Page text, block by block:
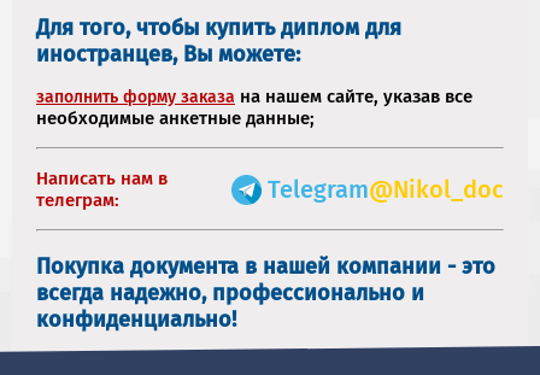
Для того, чтобы купить диплом для
иностранцев, Вы можете:
заполнить форму заказа на нашем сайте, указав все
необходимые анкетные данные;
Написать нам в
телеграм:
Telegram@Nikol_doc
Покупка документа в нашей компании - это
всегда надежно, профессионально и
конфиденциально!